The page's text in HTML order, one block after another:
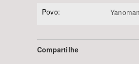
Povo:
Compartilhe